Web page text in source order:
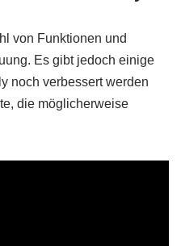
von Funktionen und
Es gibt jedoch einige
noch verbessert werden
die möglicherweise